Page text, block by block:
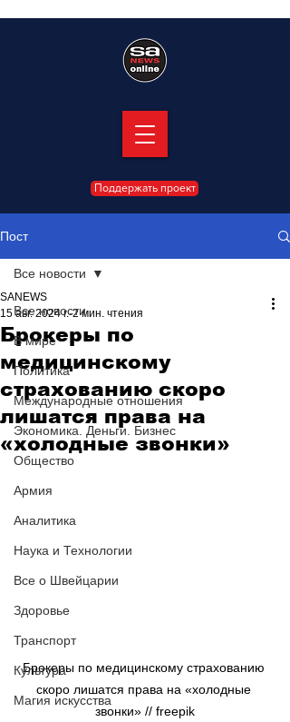
Поддержать проект
Пост
Все новости
В мире
Политика
Международные отношения
Экономика. Деньги. Бизнес
Общество
Армия
Аналитика
Наука и Технологии
Все о Швейцарии
Здоровье
Транспорт
Культура
Магия искусства
Все новости
Брокеры по
медицинскому
страхованию скоро
лишатся права на
«холодные звонки»
SANEWS
15 авг. 2024 г. 2 мин. чтения
Брокеры по медицинскому страхованию
скоро лишатся права на «холодные
звонки» // freepik